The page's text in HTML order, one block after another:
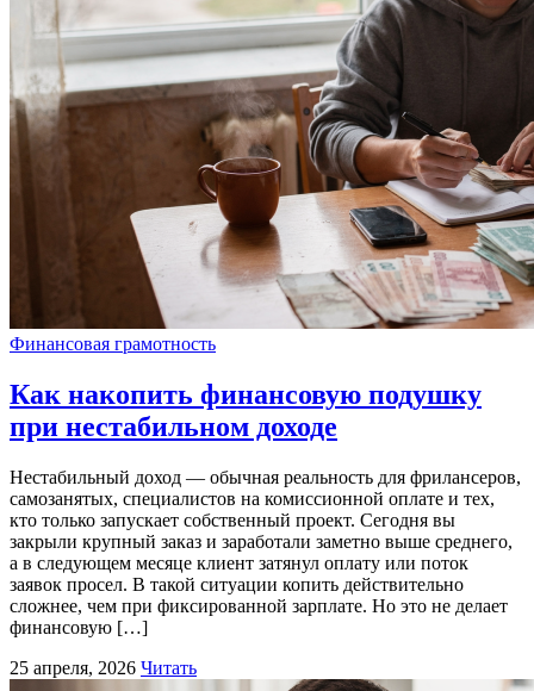
Финансовая грамотность
Как накопить финансовую подушку
при нестабильном доходе
Нестабильный доход — обычная реальность для фрилансеров,
самозанятых, специалистов на комиссионной оплате и тех,
кто только запускает собственный проект. Сегодня вы
закрыли крупный заказ и заработали заметно выше среднего,
а в следующем месяце клиент затянул оплату или поток
заявок просел. В такой ситуации копить действительно
сложнее, чем при фиксированной зарплате. Но это не делает
финансовую […]
25 апреля, 2026 Читать